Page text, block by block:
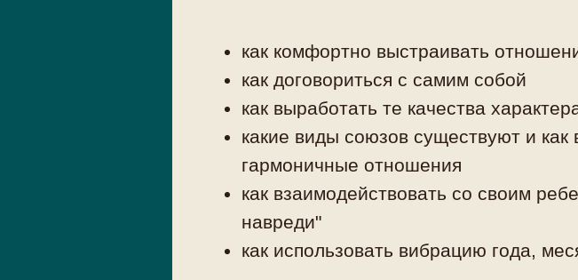
как комфортно выстраивать
как договориться с самим собой
как выработать те качества
какие виды союзов существуют и как
гармоничные отношения
как взаимодействовать со своим
навреди"
как использовать вибрацию года,